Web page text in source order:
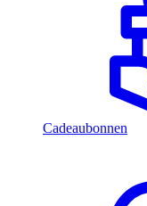
Cadeaubonnen